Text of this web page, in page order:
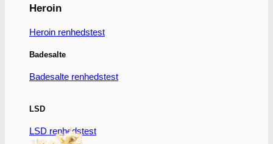
Heroin
Heroin renhedstest
Badesalte
Badesalte renhedstest
LSD
LSD renhedstest